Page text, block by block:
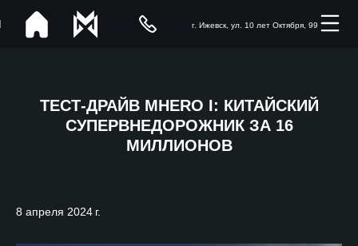
г. Ижевск, ул. 10 лет Октября, 99
ТЕСТ-ДРАЙВ MHERO I: КИТАЙСКИЙ
СУПЕРВНЕДОРОЖНИК ЗА 16
МИЛЛИОНОВ
8 апреля 2024 г.